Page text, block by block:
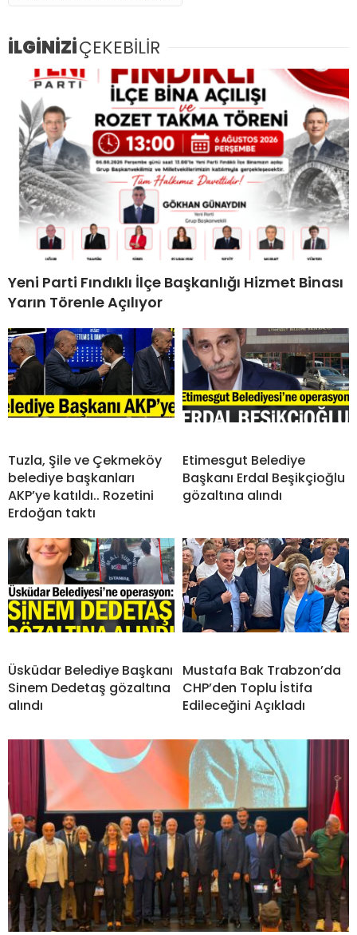
İLGİNİZİÇEKEBİLİR
Yeni Parti Fındıklı İlçe Başkanlığı Hizmet Binası
Yarın Törenle Açılıyor
Tuzla, Şile ve Çekmeköy
belediye başkanları
AKP’ye katıldı.. Rozetini
Erdoğan taktı
Etimesgut Belediye
Başkanı Erdal Beşikçioğlu
gözaltına alındı
Üsküdar Belediye Başkanı
Sinem Dedetaş gözaltına
alındı
Mustafa Bak Trabzon’da
CHP’den Toplu İstifa
Edileceğini Açıkladı